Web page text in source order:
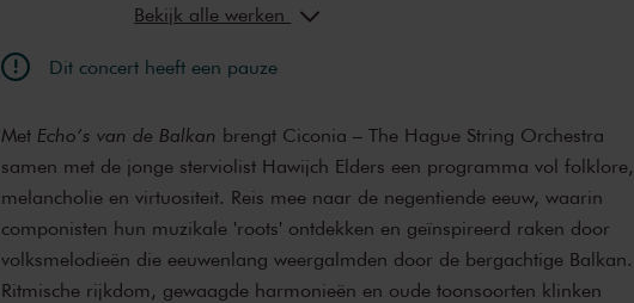
Bekijk alle werken
Dit concert heeft een pauze
Met Echo’s van de Balkan brengt Ciconia – The Hague String Orchestra
samen met de jonge sterviolist Hawijch Elders een programma vol folklore,
melancholie en virtuositeit. Reis mee naar de negentiende eeuw, waarin
componisten hun muzikale 'roots' ontdekken en geïnspireerd raken door
volksmelodieën die eeuwenlang weergalmden door de bergachtige Balkan.
Ritmische rijkdom, gewaagde harmonieën en oude toonsoorten klinken